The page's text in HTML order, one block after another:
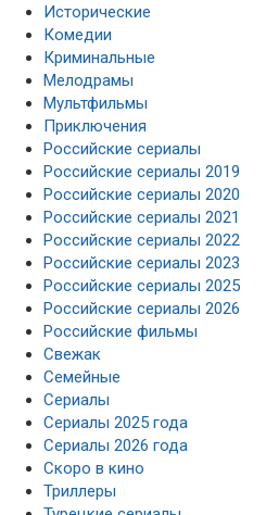
Исторические
Комедии
Криминальные
Мелодрамы
Мультфильмы
Приключения
Российские сериалы
Российские сериалы 2019
Российские сериалы 2020
Российские сериалы 2021
Российские сериалы 2022
Российские сериалы 2023
Российские сериалы 2025
Российские сериалы 2026
Российские фильмы
Свежак
Семейные
Сериалы
Сериалы 2025 года
Сериалы 2026 года
Скоро в кино
Триллеры